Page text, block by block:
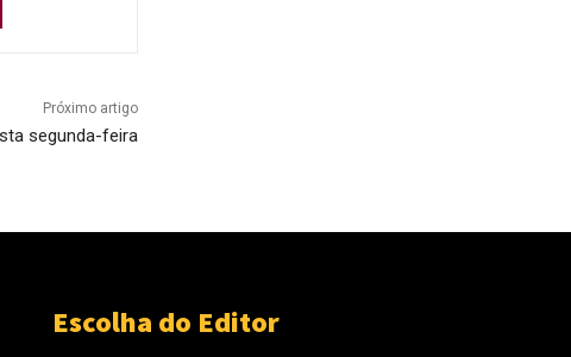
Próximo artigo
segunda-feira
Escolha do Editor